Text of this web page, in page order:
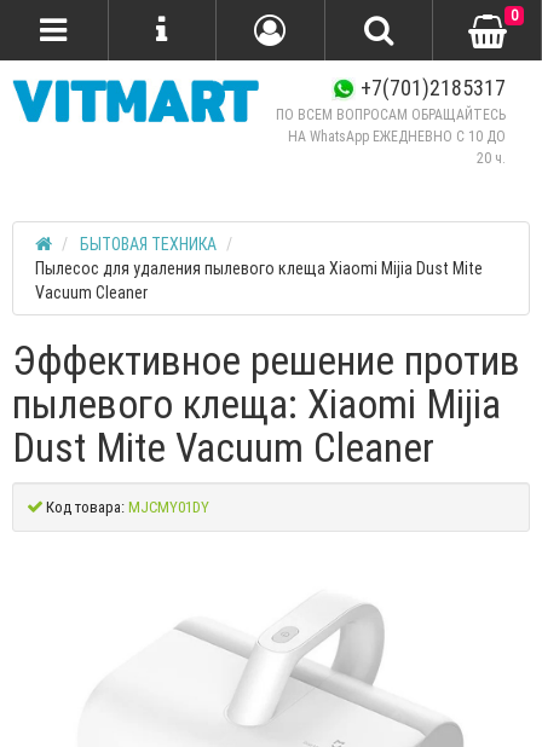
+7(701)2185317
ПО ВСЕМ ВОПРОСАМ ОБРАЩАЙТЕСЬ
НА WhatsApp ЕЖЕДНЕВНО C 10 ДО
20 ч.
0
БЫТОВАЯ ТЕХНИКА
Пылесос для удаления пылевого клеща Xiaomi Mijia Dust Mite
Vacuum Cleaner
Эффективное решение против
пылевого клеща: Xiaomi Mijia
Dust Mite Vacuum Cleaner
Код товара:MJCMY01DY